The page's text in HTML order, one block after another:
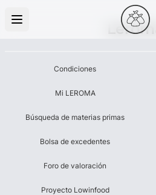
Leroma
Condiciones
Mi LEROMA
Búsqueda de materias primas
Bolsa de excedentes
Foro de valoración
Proyecto Lowinfood